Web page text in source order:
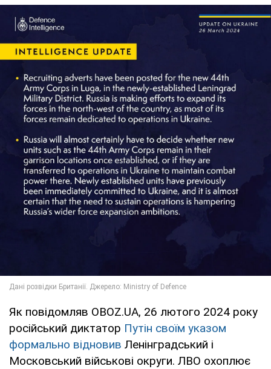
Як повідомляв OBOZ.UA, 26 лютого 2024 року
російський диктатор Путін своїм указом
формально відновив Ленінградський і
Московський військові округи. ЛВО охоплює